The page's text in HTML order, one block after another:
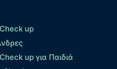
up
up για Παιδιά